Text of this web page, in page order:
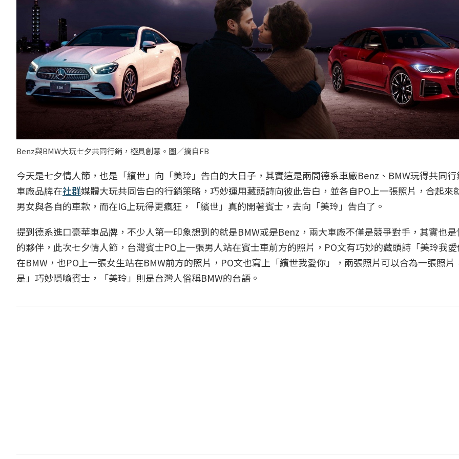
Benz與BMW大玩七夕共同行銷，極具創意。圖／摘自FB
今天是七夕情人節，也是「繽世」向「美玲」告白的大日子，其實這是兩間德系車廠Benz、BMW玩得共同
車廠品牌在社群媒體大玩共同告白的行銷策略，巧妙運用藏頭詩向彼此告白，並各自PO上一張照片，合起來
男女與各自的車款，而在IG上玩得更瘋狂，「繽世」真的開著賓士，去向「美玲」告白了。
提到德系進口豪華車品牌，不少人第一印象想到的就是BMW或是Benz，兩大車廠不僅是競爭對手，其實也
的夥伴，此次七夕情人節，台灣賓士PO上一張男人站在賓士車前方的照片，PO文有巧妙的藏頭詩「美玲我
在BMW，也PO上一張女生站在BMW前方的照片，PO文也寫上「繽世我愛你」，兩張照片可以合為一張照片
是」巧妙隱喻賓士，「美玲」則是台灣人俗稱BMW的台語。